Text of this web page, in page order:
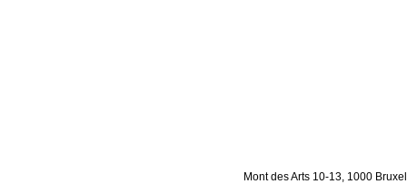
Mont des Arts 10-13, 1000